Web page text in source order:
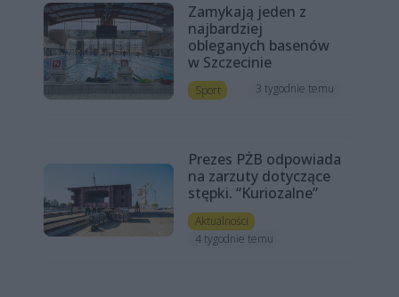
Zamykają jeden z
najbardziej
obleganych basenów
w Szczecinie
Sport 3 tygodnie temu
Prezes PŻB odpowiada
na zarzuty dotyczące
stępki. “Kuriozalne”
Aktualności
4 tygodnie temu